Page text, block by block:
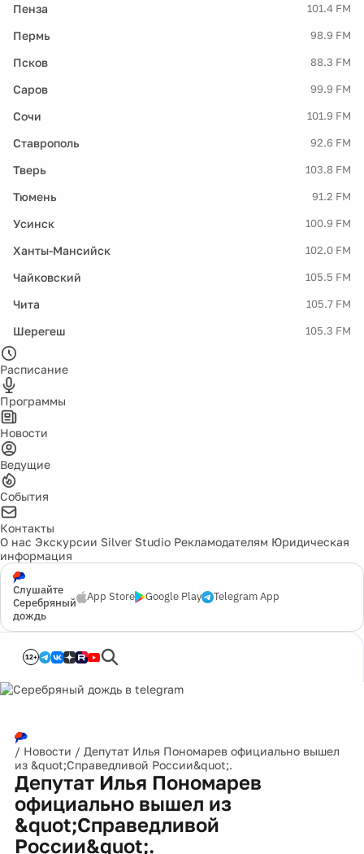
Пенза 101.4 FM
Пермь 98.9 FM
Псков 88.3 FM
Саров 99.9 FM
Сочи 101.9 FM
Ставрополь 92.6 FM
Тверь 103.8 FM
Тюмень 91.2 FM
Усинск 100.9 FM
Ханты-Мансийск 102.0 FM
Чайковский 105.5 FM
Чита 105.7 FM
Шерегеш 105.3 FM
Расписание
Программы
Новости
Ведущие
События
Контакты
О нас Экскурсии Silver Studio Рекламодателям Юридическая
информация
Слушайте
Серебряный
дождь
App Store Google Play Telegram App
12+
/ Новости / Депутат Илья Пономарев официально вышел
из &quot;Справедливой России&quot;.
Депутат Илья Пономарев
официально вышел из
&quot;Справедливой
России&quot;.